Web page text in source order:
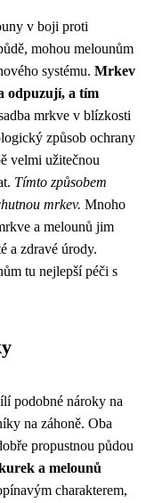
v boji proti
mohou melounům
systému. Mrkev
odpuzují, a tím
mrkve v blízkosti
způsob ochrany
velmi užitečnou
Tímto způsobem
mrkev. Mnoho
a melounů jim
a zdravé úrody.
tu nejlepší péči s
podobné nároky na
na záhoně. Oba
propustnou půdou
a melounů
charakterem,